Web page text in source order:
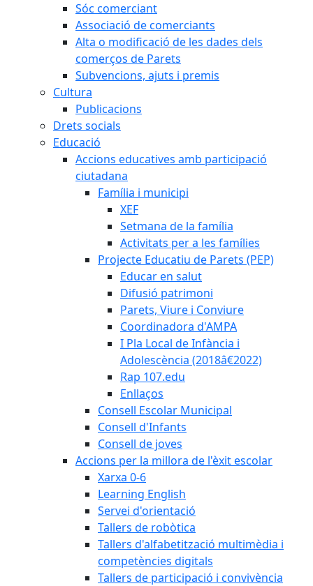
Sóc comerciant
Associació de comerciants
Alta o modificació de les dades dels
comerços de Parets
Subvencions, ajuts i premis
Cultura
Publicacions
Drets socials
Educació
Accions educatives amb participació
ciutadana
Família i municipi
XEF
Setmana de la família
Activitats per a les famílies
Projecte Educatiu de Parets (PEP)
Educar en salut
Difusió patrimoni
Parets, Viure i Conviure
Coordinadora d'AMPA
I Pla Local de Infància i
Adolescència (2018â€2022)
Rap 107.edu
Enllaços
Consell Escolar Municipal
Consell d'Infants
Consell de joves
Accions per la millora de l'èxit escolar
Xarxa 0-6
Learning English
Servei d'orientació
Tallers de robòtica
Tallers d'alfabetització multimèdia i
competències digitals
Tallers de participació i convivència